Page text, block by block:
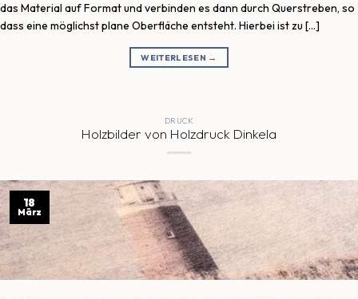
das Material auf Format und verbinden es dann durch Querstreben, so
dass eine möglichst plane Oberfläche entsteht. Hierbei ist zu […]
WEITERLESEN →
DRUCK
Holzbilder von Holzdruck Dinkela
18
März